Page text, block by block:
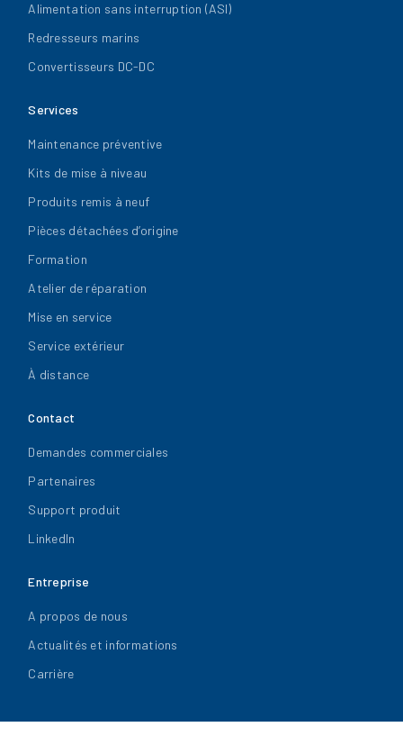
Alimentation sans interruption (ASI)
Redresseurs marins
Convertisseurs DC-DC
Services
Maintenance préventive
Kits de mise à niveau
Produits remis à neuf
Pièces détachées d’origine
Formation
Atelier de réparation
Mise en service
Service extérieur
À distance
Contact
Demandes commerciales
Partenaires
Support produit
LinkedIn
Entreprise
A propos de nous
Actualités et informations
Carrière